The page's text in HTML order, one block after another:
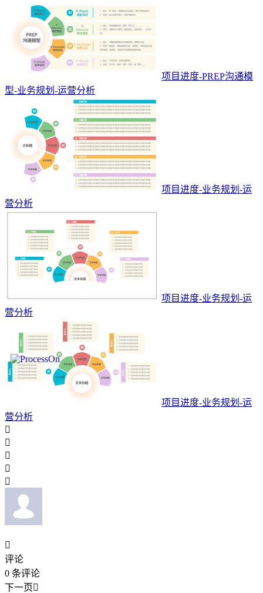
项目进度-PREP沟通模
型-业务规划-运营分析
项目进度-业务规划-运
营分析
项目进度-业务规划-运
营分析
项目进度-业务规划-运
营分析






评论
0 条评论
下一页